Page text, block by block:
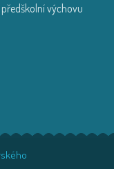
výchovu